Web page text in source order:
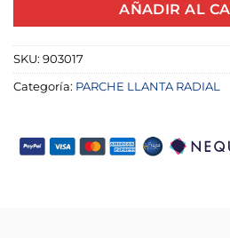
AÑADIR AL
SKU: 903017
Categoría: PARCHE LLANTA RADIAL